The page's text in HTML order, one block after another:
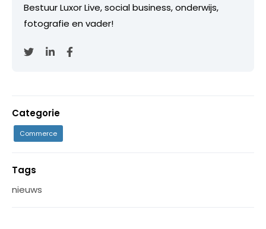
Bestuur Luxor Live, social business, onderwijs,
fotografie en vader!
Categorie
Commerce
Tags
nieuws